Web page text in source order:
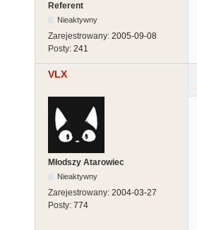
Referent
Nieaktywny
Zarejestrowany: 2005-09-08
Posty: 241
VLX
Młodszy Atarowiec
Nieaktywny
Zarejestrowany: 2004-03-27
Posty: 774